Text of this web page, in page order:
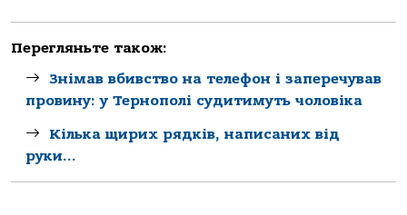
Перегляньте також:
Знімав вбивство на телефон і заперечував
провину: у Тернополі судитимуть чоловіка
Кілька щирих рядків, написаних від
руки…